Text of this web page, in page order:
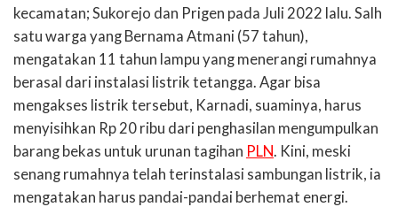
kecamatan; Sukorejo dan Prigen pada Juli 2022 lalu. Salh
satu warga yang Bernama Atmani (57 tahun),
mengatakan 11 tahun lampu yang menerangi rumahnya
berasal dari instalasi listrik tetangga. Agar bisa
mengakses listrik tersebut, Karnadi, suaminya, harus
menyisihkan Rp 20 ribu dari penghasilan mengumpulkan
barang bekas untuk urunan tagihan PLN. Kini, meski
senang rumahnya telah terinstalasi sambungan listrik, ia
mengatakan harus pandai-pandai berhemat energi.